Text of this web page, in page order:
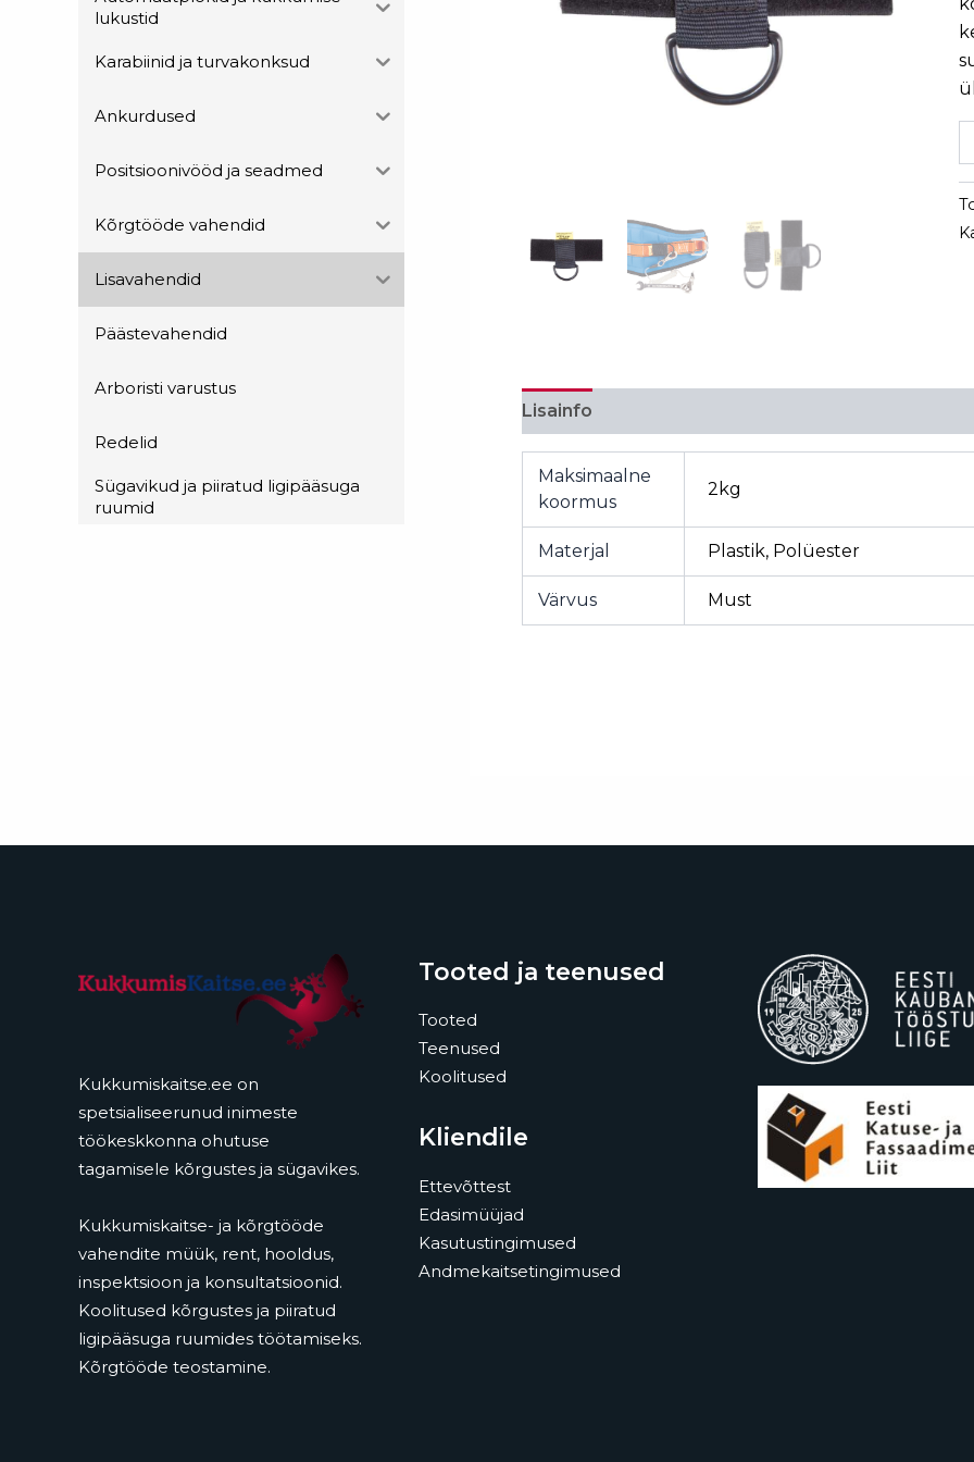
lukustid
Karabiinid ja turvakonksud
Ankurdused
Positsioonivööd ja seadmed
Kõrgtööde vahendid
Lisavahendid
Päästevahendid
Arboristi varustus
Redelid
Sügavikud ja piiratud ligipääsuga
ruumid
Lisainfo
Maksimaalne
koormus
2kg
Materjal Plastik, Polüester
Värvus Must
Kukkumiskaitse.ee on
spetsialiseerunud inimeste
töökeskkonna ohutuse
tagamisele kõrgustes ja sügavikes.
Kukkumiskaitse- ja kõrgtööde
vahendite müük, rent, hooldus,
inspektsioon ja konsultatsioonid.
Koolitused kõrgustes ja piiratud
ligipääsuga ruumides töötamiseks.
Kõrgtööde teostamine.
Tooted ja teenused
Tooted
Teenused
Koolitused
Kliendile
Ettevõttest
Edasimüüjad
Kasutustingimused
Andmekaitsetingimused